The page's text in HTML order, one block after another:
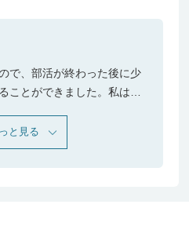
で、部活が終わった後に少
ことができました。私は英
くすことができました。長
いるので、一日中マナビス
と見る